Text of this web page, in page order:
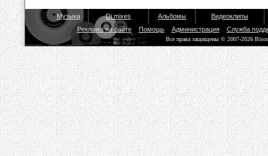
Музыка Dj mixes Альбомы
Видеоклипы
Реклама на сайте
Помощь Администрация Служба
Все права защищены © 2007-2026